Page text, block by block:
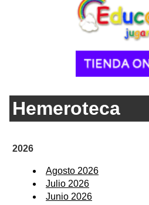
Hemeroteca
2026
Agosto 2026
Julio 2026
Junio 2026